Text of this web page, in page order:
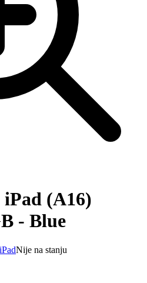
(A16)
- Blue
iPadNije na stanju